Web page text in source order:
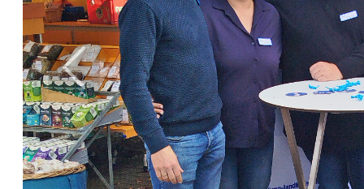
Previous